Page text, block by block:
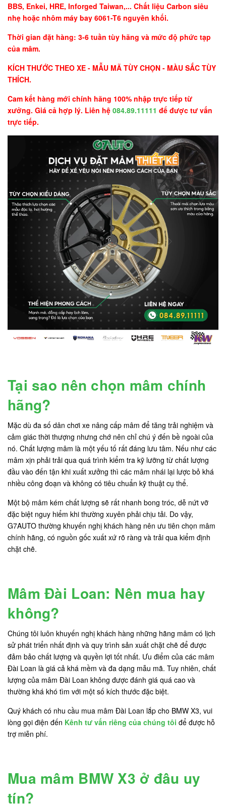
BBS, Enkei, HRE, Inforged Taiwan,... Chất liệu Carbon siêu
nhẹ hoặc nhôm máy bay 6061-T6 nguyên khối.
Thời gian đặt hàng: 3-6 tuần tùy hãng và mức độ phức tạp
của mâm.
KÍCH THƯỚC THEO XE - MẪU MÃ TÙY CHỌN - MÀU SẮC TÙY
THÍCH.
Cam kết hàng mới chính hãng 100% nhập trực tiếp từ
xưởng. Giá cả hợp lý. Liên hệ 084.89.11111 để được tư vấn
trực tiếp.
Tại sao nên chọn mâm chính
hãng?
Mặc dù đa số dân chơi xe nâng cấp mâm để tăng trải nghiệm và
cảm giác thời thượng nhưng chớ nên chỉ chú ý đến bề ngoài của
nó. Chất lượng mâm là một yếu tố rất đáng lưu tâm. Nếu như các
mâm xịn phải trải qua quá trình kiểm tra kỹ lưỡng từ chất lượng
đầu vào đến tận khi xuất xưởng thì các mâm nhái lại lược bỏ khá
nhiều công đoạn và không có tiêu chuẩn kỹ thuật cụ thể.
Một bộ mâm kém chất lượng sẽ rất nhanh bong tróc, dễ nứt vỡ
đặc biệt nguy hiểm khi thường xuyên phải chịu tải. Do vậy,
G7AUTO thường khuyến nghị khách hàng nên ưu tiên chọn mâm
chính hãng, có nguồn gốc xuất xứ rõ ràng và trải qua kiểm định
chặt chẽ.
Mâm Đài Loan: Nên mua hay
không?
Chúng tôi luôn khuyến nghị khách hàng những hãng mâm có lịch
sử phát triển nhất định và quy trình sản xuất chặt chẽ để được
đảm bảo chất lượng và quyền lợi tốt nhất. Ưu điểm của các mâm
Đài Loan là giá cả khá mềm và đa dạng mẫu mã. Tuy nhiên, chất
lượng của mâm Đài Loan không được đánh giá quá cao và
thường khá khó tìm với một số kích thước đặc biệt.
Quý khách có nhu cầu mua mâm Đài Loan lắp cho BMW X3, vui
lòng gọi điện đến Kênh tư vấn riêng của chúng tôi để được hỗ
trợ miễn phí.
Mua mâm BMW X3 ở đâu uy
tín?